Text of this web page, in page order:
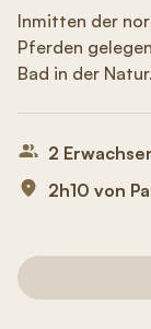
Inmitten der
Pferden
Bad in der Natur.
2
2h10 von